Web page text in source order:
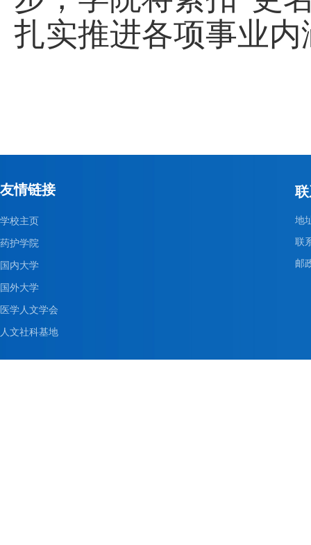
扎实推进各项事业
友情链接
学校主页
药护学院
国内大学
国外大学
医学人文学会
人文社科基地
地
联
邮